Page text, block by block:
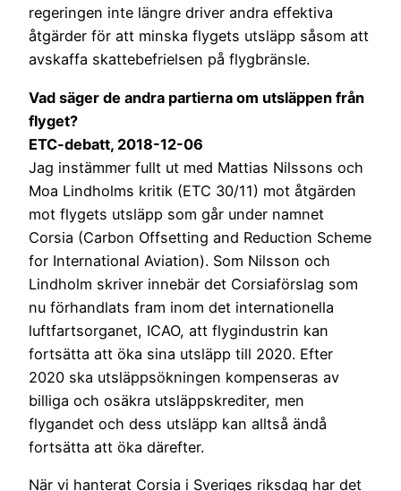
regeringen inte längre driver andra effektiva
åtgärder för att minska flygets utsläpp såsom att
avskaffa skattebefrielsen på flygbränsle.
Vad säger de andra partierna om utsläppen från
flyget?
ETC-debatt, 2018-12-06
Jag instämmer fullt ut med Mattias Nilssons och
Moa Lindholms kritik (ETC 30/11) mot åtgärden
mot flygets utsläpp som går under namnet
Corsia (Carbon Offsetting and Reduction Scheme
for International Aviation). Som Nilsson och
Lindholm skriver innebär det Corsiaförslag som
nu förhandlats fram inom det internationella
luftfartsorganet, ICAO, att flygindustrin kan
fortsätta att öka sina utsläpp till 2020. Efter
2020 ska utsläppsökningen kompenseras av
billiga och osäkra utsläppskrediter, men
flygandet och dess utsläpp kan alltså ändå
fortsätta att öka därefter.
När vi hanterat Corsia i Sveriges riksdag har det